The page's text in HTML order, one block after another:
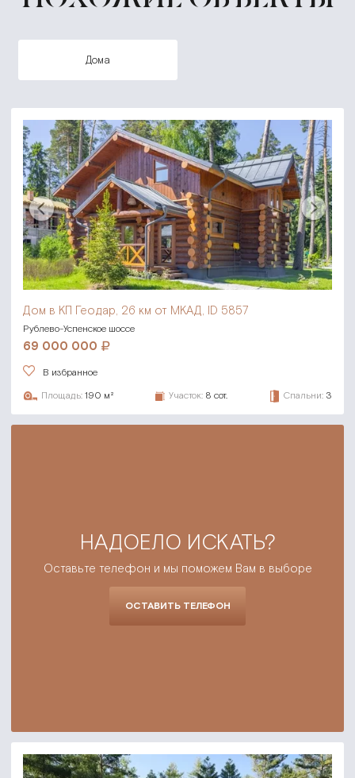
дома
Дом в КП Геодар, 26 км от МКАД, ID 5857
Рублево-Успенское шоссе
69 000 000
В избранное
Площадь: 190 м² Участок: 8 сот. Спальни: 3
НАДОЕЛО ИСКАТЬ?
Оставьте телефон и мы поможем Вам в выборе
ОСТАВИТЬ ТЕЛЕФОН